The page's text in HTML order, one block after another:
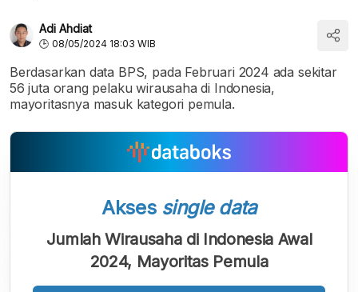
Adi Ahdiat
08/05/2024 18:03 WIB
Berdasarkan data BPS, pada Februari 2024 ada sekitar
56 juta orang pelaku wirausaha di Indonesia,
mayoritasnya masuk kategori pemula.
Akses single data
Jumlah Wirausaha di Indonesia Awal
2024, Mayoritas Pemula